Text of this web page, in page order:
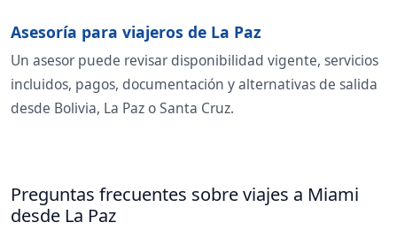
Asesoría para viajeros de La Paz
Un asesor puede revisar disponibilidad vigente, servicios
incluidos, pagos, documentación y alternativas de salida
desde Bolivia, La Paz o Santa Cruz.
Preguntas frecuentes sobre viajes a Miami
desde La Paz